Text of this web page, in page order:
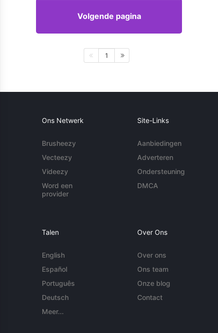
Volgende pagina
1
Ons Netwerk
Brusheezy
Vecteezy
Videezy
Word een
provider
Site-Links
Aanbiedingen
Adverteren
Ondersteuning
DMCA
Talen
English
Español
Português
Deutsch
Meer...
Over Ons
Over ons
Ons team
Onze blog
Contact